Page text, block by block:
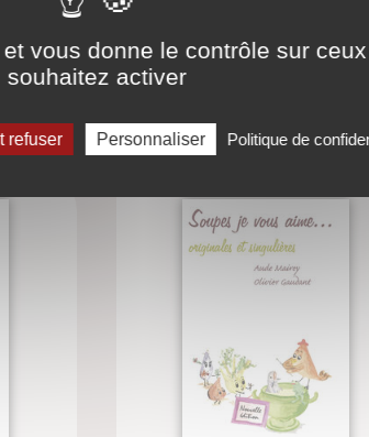
vous donne le contrôle sur
souhaitez activer
refuser Personnaliser Politique de